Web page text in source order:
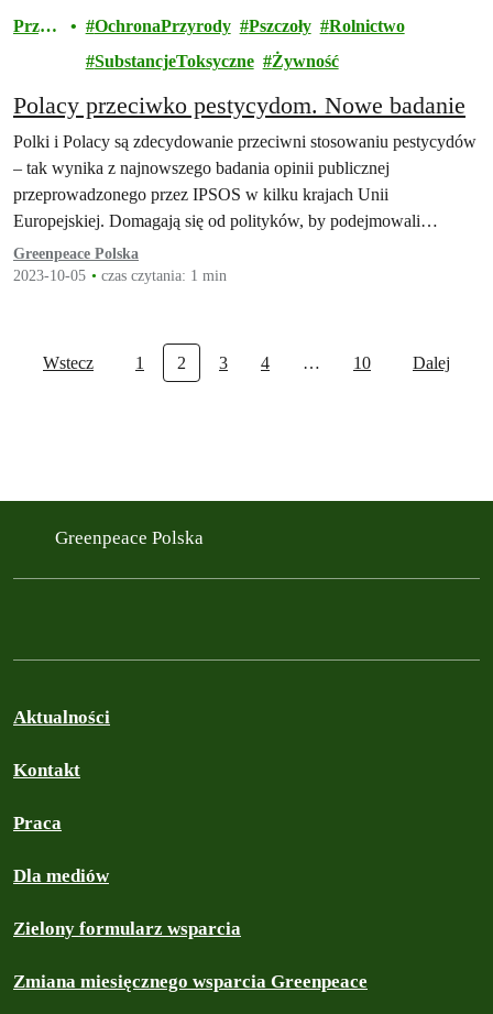
Przyr
OchronaPrzyrody Pszczoły
Rolnictwo
SubstancjeToksyczne
Żywność
Polacy przeciwko pestycydom. Nowe badanie
Polki i Polacy są zdecydowanie przeciwni stosowaniu pestycydów
– tak wynika z najnowszego badania opinii publicznej
przeprowadzonego przez IPSOS w kilku krajach Unii
Europejskiej. Domagają się od polityków, by podejmowali…
Greenpeace Polska
2023-10-05
czas czytania: 1 min
Wstecz 1 2 3 4 … 10 Dalej
Greenpeace Polska
Aktualności
Kontakt
Praca
Dla mediów
Zielony formularz wsparcia
Zmiana miesięcznego wsparcia Greenpeace